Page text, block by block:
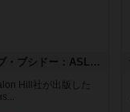
コード・オブ・ブシドー：ASLモジュール8
Hill社が出版した